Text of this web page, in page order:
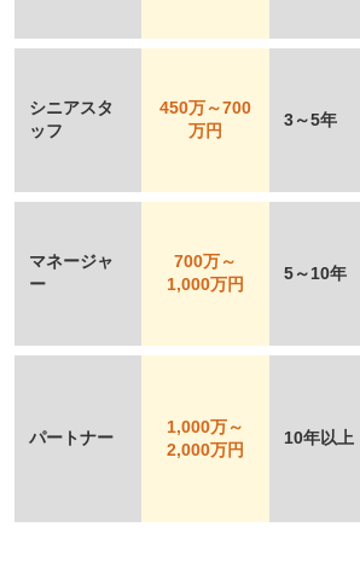
シニアスタ
ッフ
450万～700
万円
3～5年
マネージャ
ー
700万～
1,000万円
5～10年
パートナー
1,000万～
2,000万円
10年以上